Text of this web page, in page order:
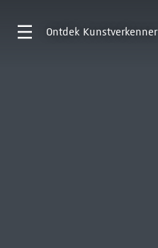
Ontdek Kunstverkenner